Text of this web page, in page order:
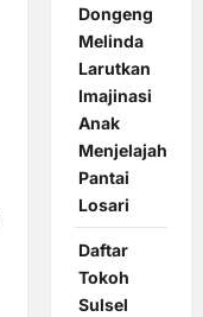
Dongeng
Melinda
Larutkan
Imajinasi
Anak
Menjelajah
Pantai
Losari
Daftar
Tokoh
Sulsel